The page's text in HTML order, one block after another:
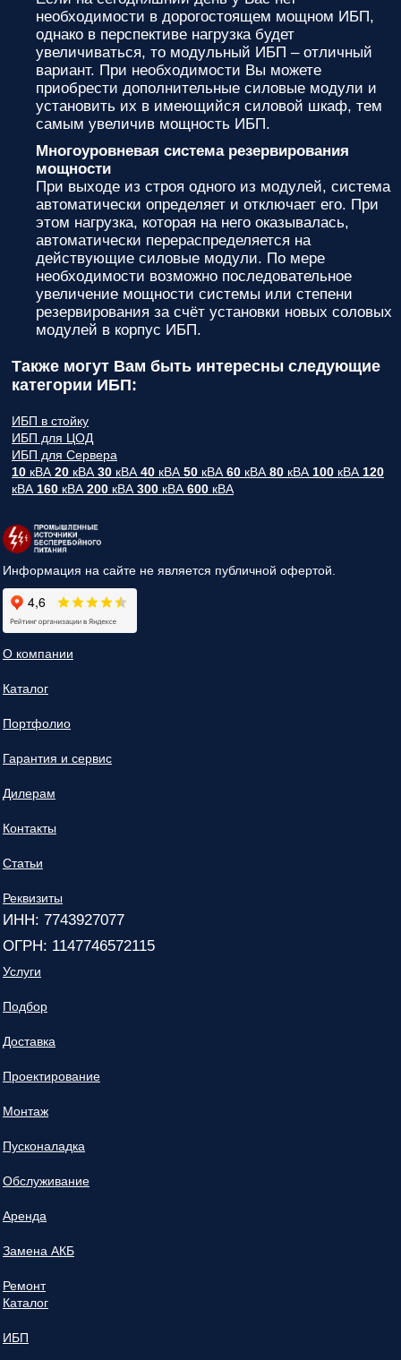
необходимости в дорогостоящем мощном ИБП,
однако в перспективе нагрузка будет
увеличиваться, то модульный ИБП – отличный
вариант. При необходимости Вы можете
приобрести дополнительные силовые модули и
установить их в имеющийся силовой шкаф, тем
самым увеличив мощность ИБП.
Многоуровневая система резервирования
мощности
При выходе из строя одного из модулей, система
автоматически определяет и отключает его. При
этом нагрузка, которая на него оказывалась,
автоматически перераспределяется на
действующие силовые модули. По мере
необходимости возможно последовательное
увеличение мощности системы или степени
резервирования за счёт установки новых соловых
модулей в корпус ИБП.
Также могут Вам быть интересны следующие
категории ИБП:
ИБП в стойку
ИБП для ЦОД
ИБП для Сервера
10 кВА 20 кВА 30 кВА 40 кВА 50 кВА 60 кВА 80 кВА 100 кВА 120
кВА 160 кВА 200 кВА 300 кВА 600 кВА
Информация на сайте не является публичной офертой.
О компании
Каталог
Портфолио
Гарантия и сервис
Дилерам
Контакты
Статьи
Реквизиты
ИНН: 7743927077
ОГРН: 1147746572115
Услуги
Подбор
Доставка
Проектирование
Монтаж
Пусконаладка
Обслуживание
Аренда
Замена АКБ
Ремонт
Каталог
ИБП